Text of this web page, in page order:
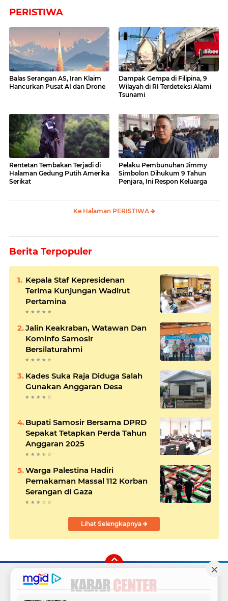
PERISTIWA
Balas Serangan AS, Iran Klaim
Hancurkan Pusat AI dan Drone
Dampak Gempa di Filipina, 9
Wilayah di RI Terdeteksi Alami
Tsunami
Rentetan Tembakan Terjadi di
Halaman Gedung Putih Amerika
Serikat
Pelaku Pembunuhan Jimmy
Simbolon Dihukum 9 Tahun
Penjara, Ini Respon Keluarga
Ke Halaman PERISTIWA
Berita Terpopuler
Kepala Staf Kepresidenan
Terima Kunjungan Wadirut
Pertamina
Jalin Keakraban, Watawan Dan
Kominfo Samosir
Bersilaturahmi
Kades Suka Raja Diduga Salah
Gunakan Anggaran Desa
Bupati Samosir Bersama DPRD
Sepakat Tetapkan Perda Tahun
Anggaran 2025
Warga Palestina Hadiri
Pemakaman Massal 112 Korban
Serangan di Gaza
Lihat Selengkapnya